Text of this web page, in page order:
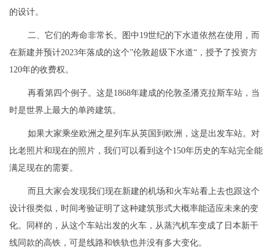
的设计。
二、它们的寿命非常长。图中19世纪的下水道依然在使用，而
在新建并预计2023年落成的这个”伦敦超级下水道“，授予了投资方
120年的收费权。
再看第四个例子。这是1868年建成的伦敦圣潘克拉斯车站，当
时是世界上最大的单跨建筑。
如果大家乘坐欧洲之星列车从英国到欧洲，这是出发车站。对
比老照片和现在的照片，我们可以看到这个150年历史的车站完全能
满足现在的需要。
而且大家会发现我们现在新建的机场和火车站看上去也跟这个
设计很类似，时间考验证明了这种建筑形式大概率能适应未来的变
化。同样的，从这个车站出发的火车，从蒸汽机车变成了日本新干
线同款的高铁，可是线路和铁轨也并没有多大变化。